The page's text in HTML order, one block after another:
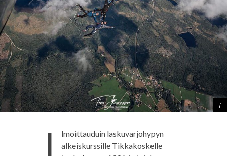
I
lmoittauduin laskuvarjohypyn
alkeiskurssille Tikkakoskelle